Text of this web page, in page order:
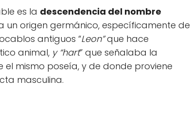
es la descendencia del nombre
un origen germánico, específicamente de
antiguos “Leon”que hace
animal, y “hart” que señalaba la
mismo poseía, y de donde proviene
masculina.